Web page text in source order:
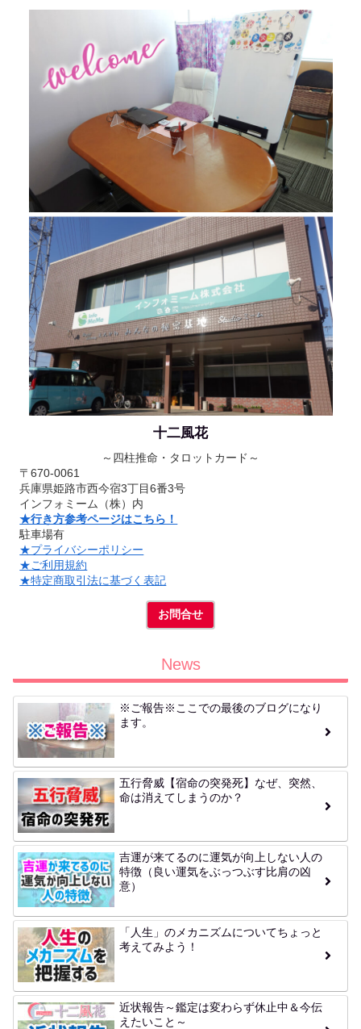
十二風花
～四柱推命・タロットカード～
〒670-0061
兵庫県姫路市西今宿3丁目6番3号
インフォミーム（株）内
★行き方参考ページはこちら！
駐車場有
★プライバシーポリシー
★ご利用規約
★特定商取引法に基づく表記
お問合せ
News
※ご報告※ここでの最後のブログになり
ます。
五行脅威【宿命の突発死】なぜ、突然、
命は消えてしまうのか？
吉運が来てるのに運気が向上しない人の
特徴（良い運気をぶっつぶす比肩の凶
意）
「人生」のメカニズムについてちょっと
考えてみよう！
近状報告～鑑定は変わらず休止中＆今伝
えたいこと～